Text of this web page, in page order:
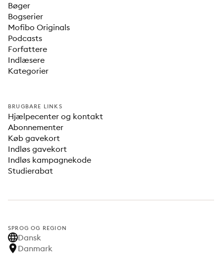
Bøger
Bogserier
Mofibo Originals
Podcasts
Forfattere
Indlæsere
Kategorier
BRUGBARE LINKS
Hjælpecenter og kontakt
Abonnementer
Køb gavekort
Indløs gavekort
Indløs kampagnekode
Studierabat
SPROG OG REGION
Dansk
Danmark